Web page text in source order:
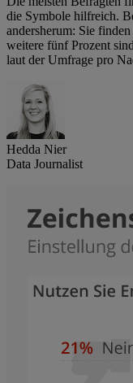
die Symbole hilfreich.
andersherum: Sie
weitere fünf Prozent
laut der Umfrage pro
Hedda Nier
Data Journalist